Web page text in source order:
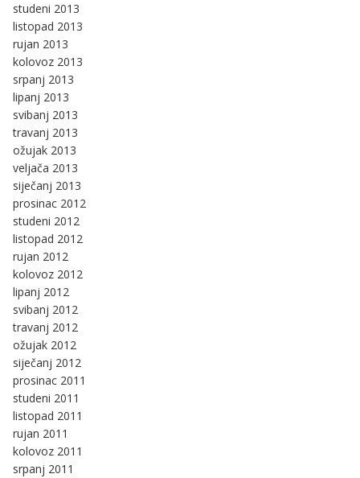
studeni 2013
listopad 2013
rujan 2013
kolovoz 2013
srpanj 2013
lipanj 2013
svibanj 2013
travanj 2013
ožujak 2013
veljača 2013
siječanj 2013
prosinac 2012
studeni 2012
listopad 2012
rujan 2012
kolovoz 2012
lipanj 2012
svibanj 2012
travanj 2012
ožujak 2012
siječanj 2012
prosinac 2011
studeni 2011
listopad 2011
rujan 2011
kolovoz 2011
srpanj 2011